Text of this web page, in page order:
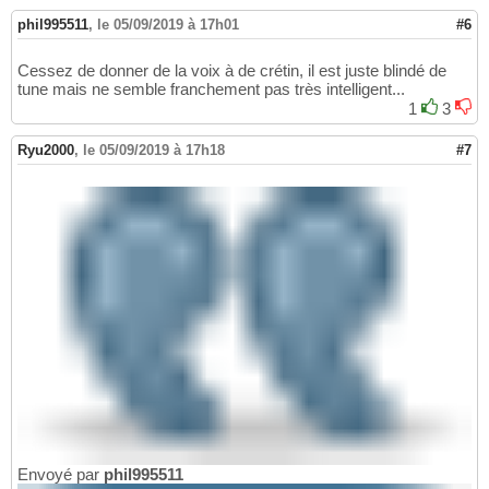
phil995511, le 05/09/2019 à 17h01 #6
Cessez de donner de la voix à de crétin, il est juste blindé de
tune mais ne semble franchement pas très intelligent...
1
3
Ryu2000, le 05/09/2019 à 17h18 #7
Envoyé par phil995511